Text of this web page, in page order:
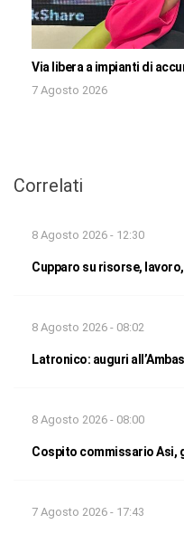
Via libera a impianti di
7 Agosto 2026
Correlati
8 Agosto 2026 - 12:30
Cupparo su risorse,
8 Agosto 2026 - 08:02
Latronico: auguri
8 Agosto 2026 - 08:00
Cospito commissario Asi,
7 Agosto 2026 - 17:43